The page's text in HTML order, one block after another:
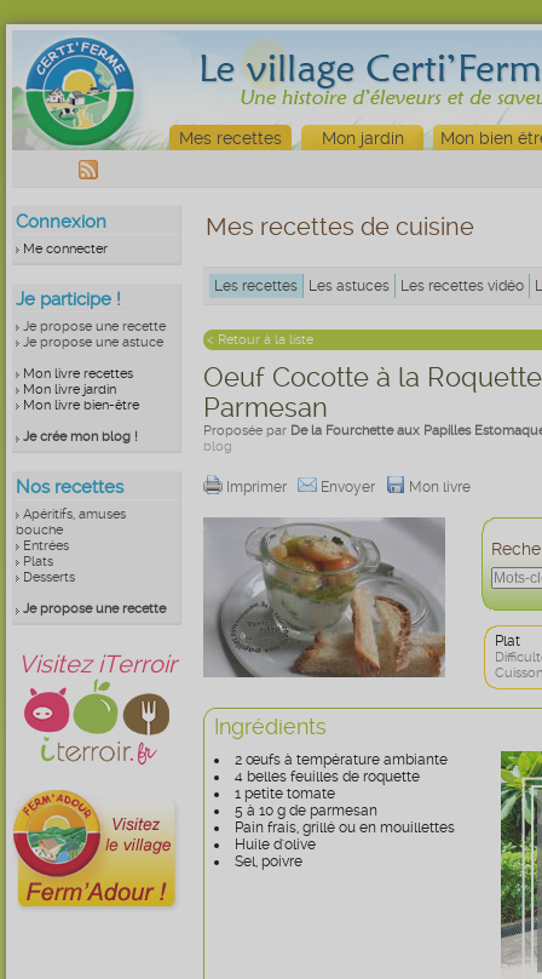
Mes recettes Mon jardin Mon bien
Connexion
Me connecter
Je participe !
Je propose une recette
Je propose une astuce
Mon livre recettes
Mon livre jardin
Mon livre bien-être
Je crée mon blog !
Nos recettes
Apéritifs, amuses
bouche
Entrées
Plats
Desserts
Je propose une recette
Visitez iTerroir
Mes recettes de cuisine
Les recettes Les astuces Les recettes vidéo
< Retour à la liste
Oeuf Cocotte à la
Parmesan
Proposée par De la Fourchette aux Papilles
blog
Imprimer Envoyer Mon livre
Plat
Ingrédients
2 œufs à température ambiante
4 belles feuilles de roquette
1 petite tomate
5 à 10 g de parmesan
Pain frais, grillé ou en mouillettes
Huile d'olive
Sel, poivre